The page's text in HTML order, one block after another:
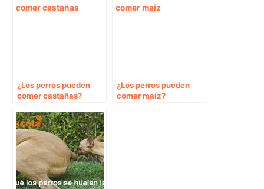
¿Los perros pueden
comer castañas?
¿Los perros pueden
comer maíz?